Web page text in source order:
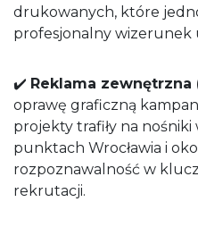
drukowanych, które
profesjonalny wizerunek
✔️ Reklama zewnętrzna
oprawę graficzną
projekty trafiły na
punktach Wrocławia i
rozpoznawalność w
rekrutacji.